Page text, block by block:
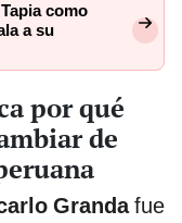
como
a su
por qué
de
Grandafue